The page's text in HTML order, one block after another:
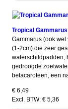
Tropical
Gammarus (ook
(1-2cm) die zeer
waterschildpadden,
gedroogde
betacaroteen, een
€ 6,49
Excl. BTW: € 5,36